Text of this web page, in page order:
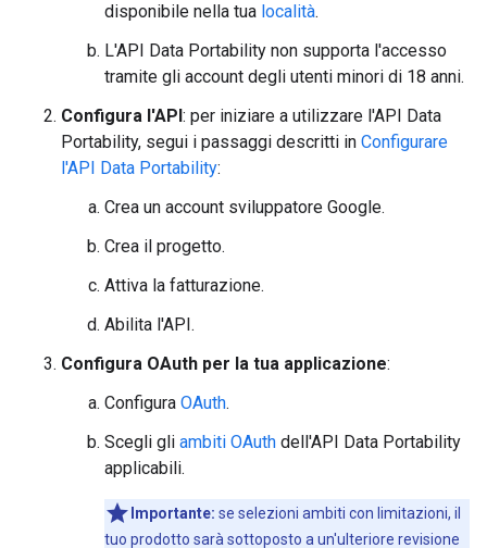
disponibile nella tua località.
L'API Data Portability non supporta l'accesso
tramite gli account degli utenti minori di 18 anni.
Configura l'API: per iniziare a utilizzare l'API Data
Portability, segui i passaggi descritti in Configurare
l'API Data Portability:
Crea un account sviluppatore Google.
Crea il progetto.
Attiva la fatturazione.
Abilita l'API.
Configura OAuth per la tua applicazione:
Configura OAuth.
Scegli gli ambiti OAuth dell'API Data Portability
applicabili.
Importante: se selezioni ambiti con limitazioni, il
tuo prodotto sarà sottoposto a un'ulteriore revisione